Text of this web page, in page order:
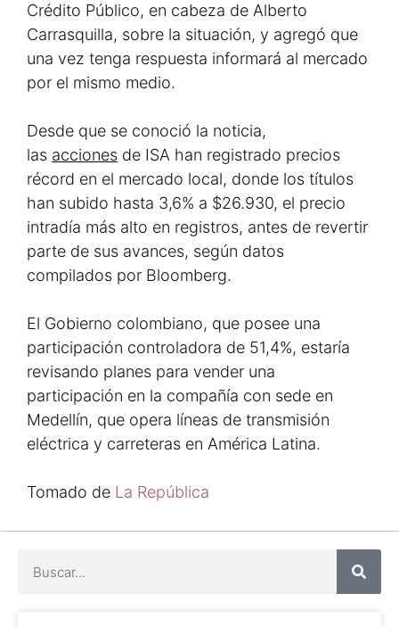
Crédito Público, en cabeza de Alberto
Carrasquilla, sobre la situación, y agregó que
una vez tenga respuesta informará al mercado
por el mismo medio.
Desde que se conoció la noticia,
las acciones de ISA han registrado precios
récord en el mercado local, donde los títulos
han subido hasta 3,6% a $26.930, el precio
intradía más alto en registros, antes de revertir
parte de sus avances, según datos
compilados por Bloomberg.
El Gobierno colombiano, que posee una
participación controladora de 51,4%, estaría
revisando planes para vender una
participación en la compañía con sede en
Medellín, que opera líneas de transmisión
eléctrica y carreteras en América Latina.
Tomado de La República